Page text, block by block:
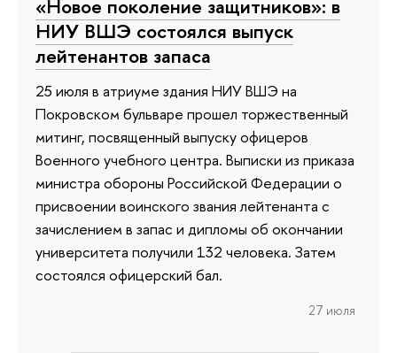
«Новое поколение защитников»: в
НИУ ВШЭ состоялся выпуск
лейтенантов запаса
25 июля в атриуме здания НИУ ВШЭ на
Покровском бульваре прошел торжественный
митинг, посвященный выпуску офицеров
Военного учебного центра. Выписки из приказа
министра обороны Российской Федерации о
присвоении воинского звания лейтенанта с
зачислением в запас и дипломы об окончании
университета получили 132 человека. Затем
состоялся офицерский бал.
27 июля